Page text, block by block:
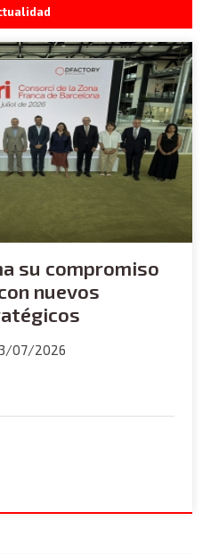
su compromiso
nuevos
07/2026